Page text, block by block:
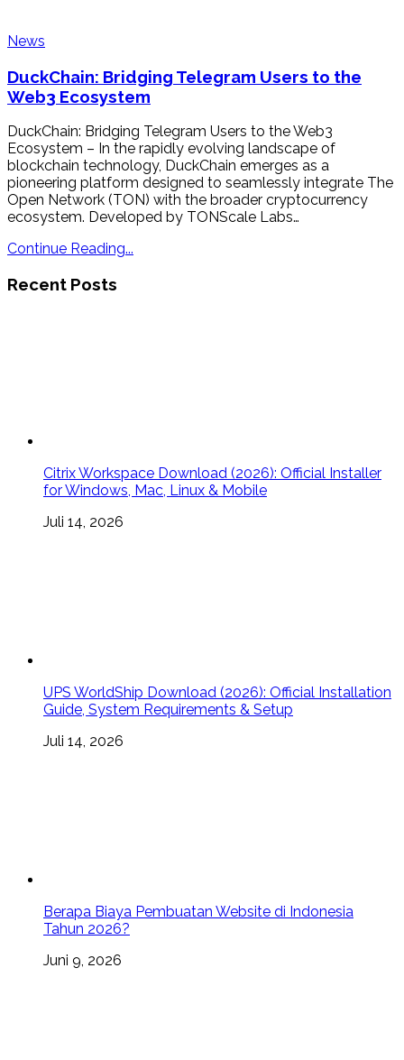
News
DuckChain: Bridging Telegram Users to the
Web3 Ecosystem
DuckChain: Bridging Telegram Users to the Web3
Ecosystem – In the rapidly evolving landscape of
blockchain technology, DuckChain emerges as a
pioneering platform designed to seamlessly integrate The
Open Network (TON) with the broader cryptocurrency
ecosystem. Developed by TONScale Labs…
Continue Reading...
Recent Posts
Citrix Workspace Download (2026): Official Installer
for Windows, Mac, Linux & Mobile
Juli 14, 2026
UPS WorldShip Download (2026): Official Installation
Guide, System Requirements & Setup
Juli 14, 2026
Berapa Biaya Pembuatan Website di Indonesia
Tahun 2026?
Juni 9, 2026